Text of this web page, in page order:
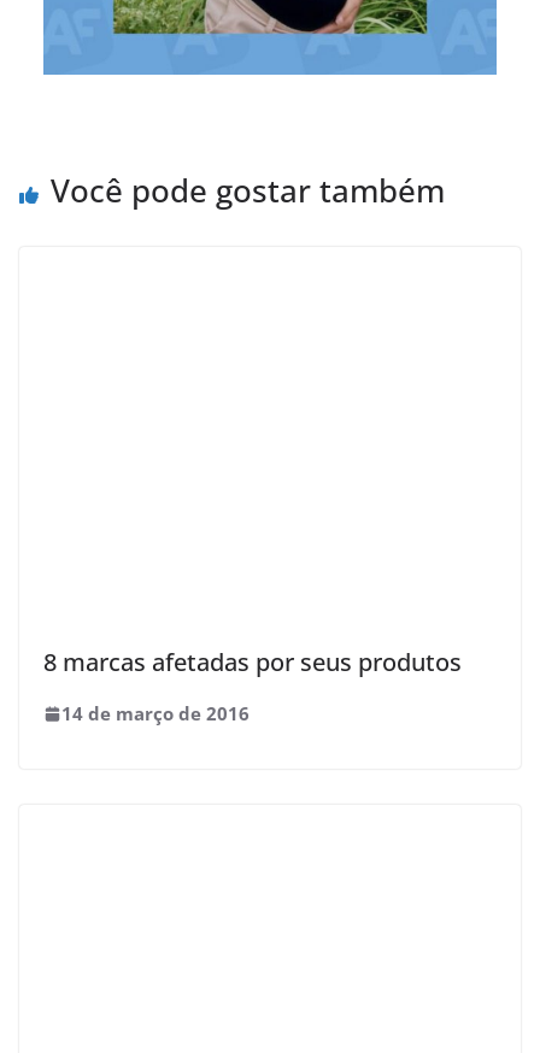
Você pode gostar também
8 marcas afetadas por seus produtos
14 de março de 2016